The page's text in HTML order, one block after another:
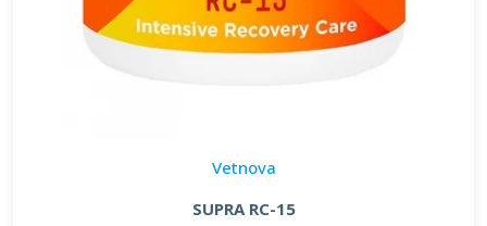
Vetnova
SUPRA RC-15